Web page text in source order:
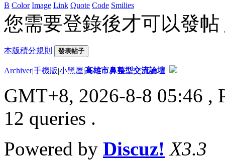
B Color Image Link Quote Code Smilies
您需要登錄後才可以發帖
本版積分規則 發表帖子
Archiver|手機版|小黑屋|高雄市鼻整型交流論壇
GMT+8, 2026-8-8 05:46 ,
12 queries .
Powered by Discuz! X3.3